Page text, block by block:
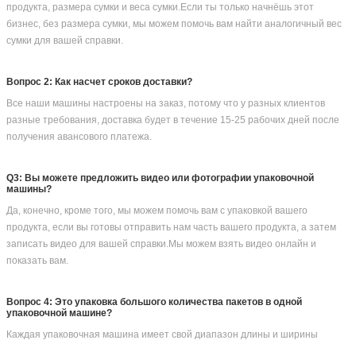
продукта, размера сумки и веса сумки.Если ты только начнёшь этот
бизнес, без размера сумки, мы можем помочь вам найти аналогичный вес
сумки для вашей справки.
Вопрос 2: Как насчет сроков доставки?
Все наши машины настроены на заказ, потому что у разных клиентов
разные требования, доставка будет в течение 15-25 рабочих дней после
получения авансового платежа.
Q3: Вы можете предложить видео или фотографии упаковочной
машины?
Да, конечно, кроме того, мы можем помочь вам с упаковкой вашего
продукта, если вы готовы отправить нам часть вашего продукта, а затем
записать видео для вашей справки.Мы можем взять видео онлайн и
показать вам.
Вопрос 4: Это упаковка большого количества пакетов в одной
упаковочной машине?
Каждая упаковочная машина имеет свой диапазон длины и ширины